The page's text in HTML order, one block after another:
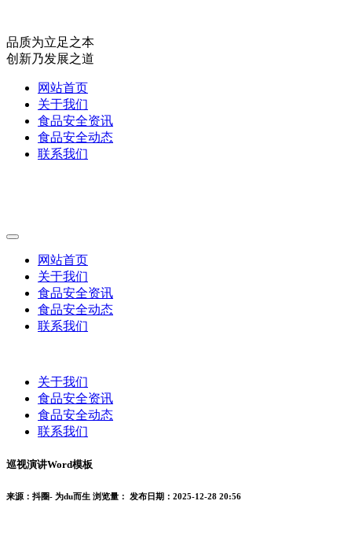
品质为立足之本
创新乃发展之道
网站首页
关于我们
食品安全资讯
食品安全动态
联系我们
网站首页
关于我们
食品安全资讯
食品安全动态
联系我们
关于我们
食品安全资讯
食品安全动态
联系我们
巡视演讲Word模板
来源：抖圈- 为du而生 浏览量： 发布日期：2025-12-28 20:56